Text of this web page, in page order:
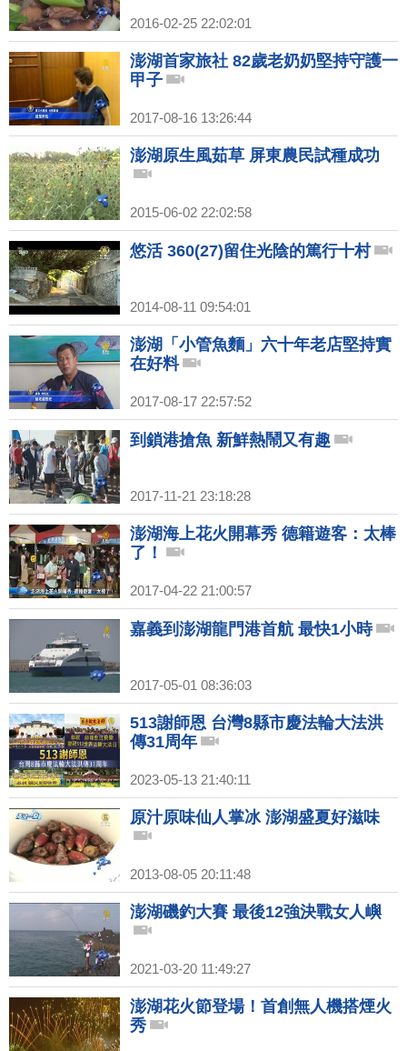
2016-02-25 22:02:01
澎湖首家旅社 82歲老奶奶堅持守護一
甲子
2017-08-16 13:26:44
澎湖原生風茹草 屏東農民試種成功
2015-06-02 22:02:58
悠活 360(27)留住光陰的篤行十村
2014-08-11 09:54:01
澎湖「小管魚麵」六十年老店堅持實
在好料
2017-08-17 22:57:52
到鎖港搶魚 新鮮熱鬧又有趣
2017-11-21 23:18:28
澎湖海上花火開幕秀 德籍遊客：太棒
了！
2017-04-22 21:00:57
嘉義到澎湖龍門港首航 最快1小時
2017-05-01 08:36:03
513謝師恩 台灣8縣市慶法輪大法洪
傳31周年
2023-05-13 21:40:11
原汁原味仙人掌冰 澎湖盛夏好滋味
2013-08-05 20:11:48
澎湖磯釣大賽 最後12強決戰女人嶼
2021-03-20 11:49:27
澎湖花火節登場！首創無人機搭煙火
秀